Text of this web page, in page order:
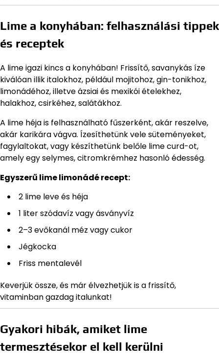
Lime a konyhában: felhasználási tippek
és receptek
A lime igazi kincs a konyhában! Frissítő, savanykás íze
kiválóan illik italokhoz, például mojitohoz, gin-tonikhoz,
limonádéhoz, illetve ázsiai és mexikói ételekhez,
halakhoz, csirkéhez, salátákhoz.
A lime héja is felhasználható fűszerként, akár reszelve,
akár karikára vágva. Ízesíthetünk vele süteményeket,
fagylaltokat, vagy készíthetünk belőle lime curd-ot,
amely egy selymes, citromkrémhez hasonló édesség.
Egyszerű lime limonádé recept:
2 lime leve és héja
1 liter szódavíz vagy ásványvíz
2–3 evőkanál méz vagy cukor
Jégkocka
Friss mentalevél
Keverjük össze, és már élvezhetjük is a frissítő,
vitaminban gazdag italunkat!
Gyakori hibák, amiket lime
termesztésekor el kell kerülni